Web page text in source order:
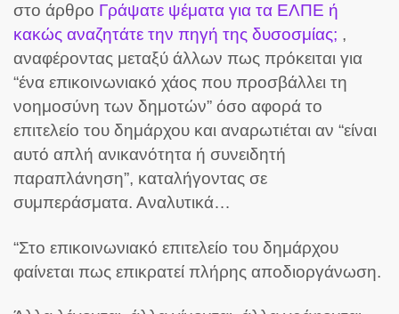
στο άρθρο Γράψατε ψέματα για τα ΕΛΠΕ ή
κακώς αναζητάτε την πηγή της δυσοσμίας; ,
αναφέροντας μεταξύ άλλων πως πρόκειται για
“ένα επικοινωνιακό χάος που προσβάλλει τη
νοημοσύνη των δημοτών” όσο αφορά το
επιτελείο του δημάρχου και αναρωτιέται αν “είναι
αυτό απλή ανικανότητα ή συνειδητή
παραπλάνηση”, καταλήγοντας σε
συμπεράσματα. Αναλυτικά…
“Στο επικοινωνιακό επιτελείο του δημάρχου
φαίνεται πως επικρατεί πλήρης αποδιοργάνωση.